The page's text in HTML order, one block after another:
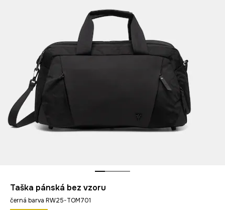
Taška pánská bez vzoru
černá barva RW25-TOM701